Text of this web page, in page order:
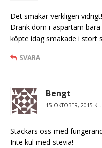
Det smakar verkligen vidrigt!
Dränk dom i aspartam
köpte idag smakade i stort
SVARA
Bengt
15 OKTOBER, 2015
Stackars oss med
Inte kul med stevia!